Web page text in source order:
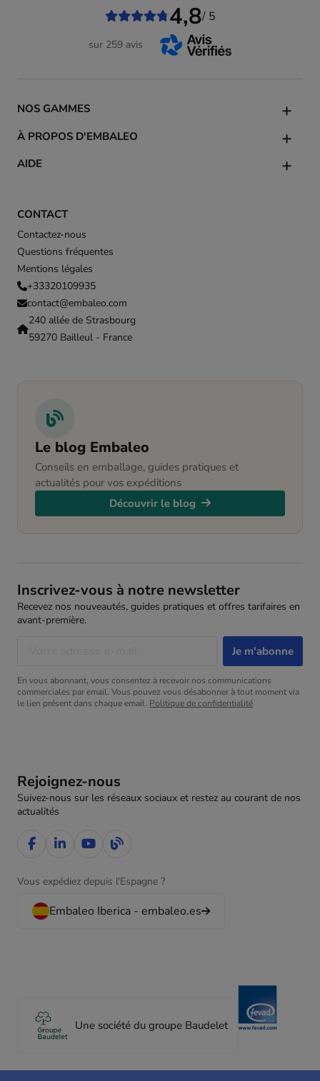
CONTACT
Contactez-nous
Questions fréquentes
Mentions légales
+33320109935
contact@embaleo.com
240 allée de Strasbourg
59270 Bailleul - France
NOS GAMMES
À PROPOS D'EMBALEO
AIDE
4,8/ 5
sur 259 avis
Le blog Embaleo
Conseils en emballage, guides pratiques et
actualités pour vos expéditions
Découvrir le blog
Rejoignez-nous
Suivez-nous sur les réseaux sociaux et restez au courant de nos
actualités
Vous expédiez depuis l'Espagne ?
Embaleo Iberica - embaleo.es
Une société du groupe Baudelet
Inscrivez-vous à notre newsletter
Recevez nos nouveautés, guides pratiques et offres tarifaires en
avant-première.
En vous abonnant, vous consentez à recevoir nos communications
commerciales par email. Vous pouvez vous désabonner à tout moment via
le lien présent dans chaque email. Politique de confidentialité